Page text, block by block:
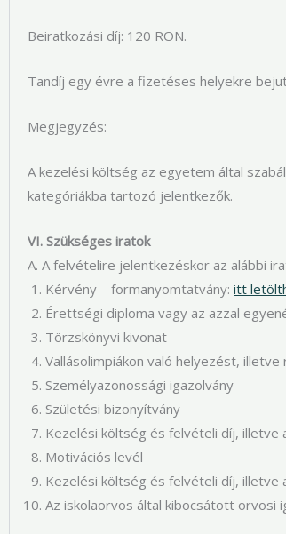
Beiratkozási díj: 120 RON.
Tandíj egy évre a fizetéses helyekre
Megjegyzés:
A kezelési költség az egyetem által
kategóriákba tartozó jelentkezők.
VI. Szükséges iratok
A. A felvételire jelentkezéskor az alábbi
Kérvény – formanyomtatvány: itt
Érettségi diploma vagy az azzal
Törzskönyvi kivonat
Vallásolimpiákon való helyezést,
Személyazonossági igazolvány
Születési bizonyítvány
Kezelési költség és felvételi díj,
Motivációs levél
Kezelési költség és felvételi díj,
Az iskolaorvos által kibocsátott orvosi